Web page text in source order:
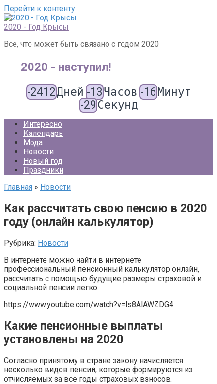
Перейти к контенту
2020 - Год Крысы
Все, что может быть связано с годом 2020
2020 - наступил!
-2412Дней -13Часов -16Минут
-29Секунд
Интересно
Календарь
Мода
Новости
Новый год
Праздники
Главная » Новости
Как рассчитать свою пенсию в 2020
году (онлайн калькулятор)
Рубрика: Новости
В интернете можно найти в интернете
профессиональный пенсионный калькулятор онлайн,
рассчитать с помощью будущие размеры страховой и
социальной пенсии легко.
https://www.youtube.com/watch?v=ls8AlAWZDG4
Какие пенсионные выплаты
установлены на 2020
Согласно принятому в стране закону начисляется
несколько видов пенсий, которые формируются из
отчисляемых за все годы страховых взносов.